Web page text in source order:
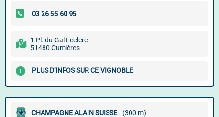
1 Pl. du Gal Leclerc
51480 Cumières
PLUS D'INFOS SUR CE VIGNOBLE
CHAMPAGNE ALAIN SUISSE (300 m)